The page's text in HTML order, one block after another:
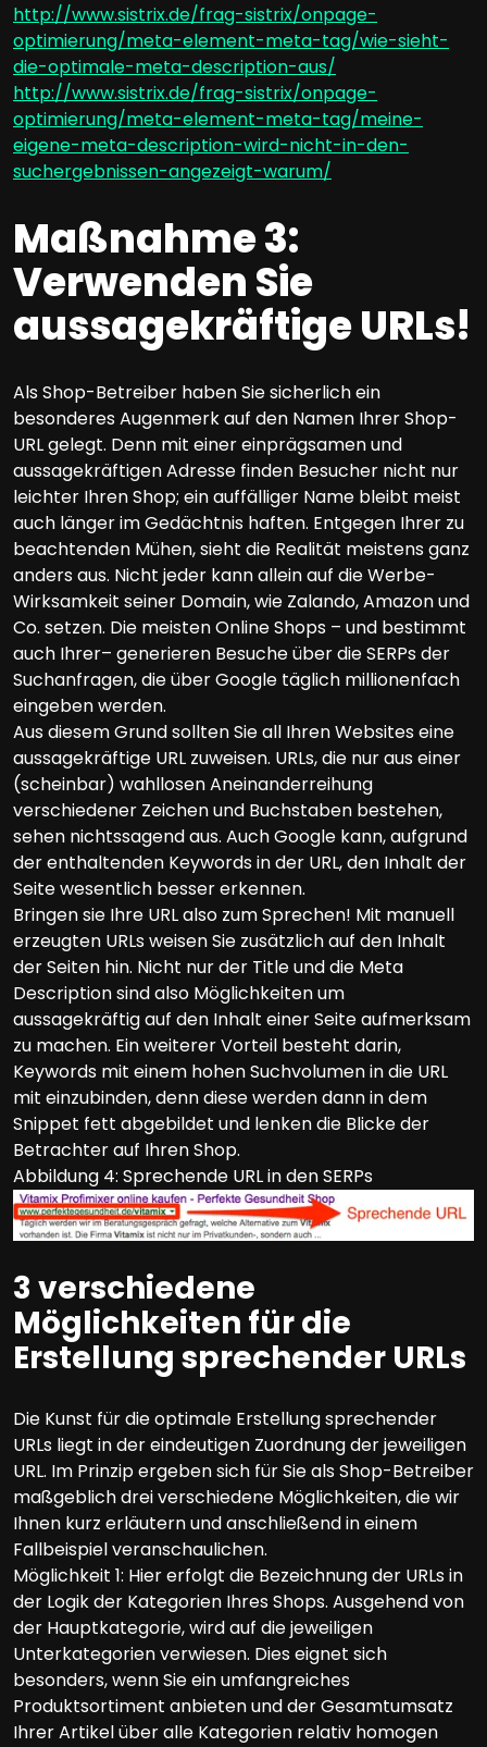
http://www.sistrix.de/frag-sistrix/onpage-
optimierung/meta-element-meta-tag/wie-sieht-
die-optimale-meta-description-aus/
http://www.sistrix.de/frag-sistrix/onpage-
optimierung/meta-element-meta-tag/meine-
eigene-meta-description-wird-nicht-in-den-
suchergebnissen-angezeigt-warum/
Maßnahme 3:
Verwenden Sie
aussagekräftige URLs!
Als Shop-Betreiber haben Sie sicherlich ein
besonderes Augenmerk auf den Namen Ihrer Shop-
URL gelegt. Denn mit einer einprägsamen und
aussagekräftigen Adresse finden Besucher nicht nur
leichter Ihren Shop; ein auffälliger Name bleibt meist
auch länger im Gedächtnis haften. Entgegen Ihrer zu
beachtenden Mühen, sieht die Realität meistens ganz
anders aus. Nicht jeder kann allein auf die Werbe-
Wirksamkeit seiner Domain, wie Zalando, Amazon und
Co. setzen. Die meisten Online Shops – und bestimmt
auch Ihrer– generieren Besuche über die SERPs der
Suchanfragen, die über Google täglich millionenfach
eingeben werden.
Aus diesem Grund sollten Sie all Ihren Websites eine
aussagekräftige URL zuweisen. URLs, die nur aus einer
(scheinbar) wahllosen Aneinanderreihung
verschiedener Zeichen und Buchstaben bestehen,
sehen nichtssagend aus. Auch Google kann, aufgrund
der enthaltenden Keywords in der URL, den Inhalt der
Seite wesentlich besser erkennen.
Bringen sie Ihre URL also zum Sprechen! Mit manuell
erzeugten URLs weisen Sie zusätzlich auf den Inhalt
der Seiten hin. Nicht nur der Title und die Meta
Description sind also Möglichkeiten um
aussagekräftig auf den Inhalt einer Seite aufmerksam
zu machen. Ein weiterer Vorteil besteht darin,
Keywords mit einem hohen Suchvolumen in die URL
mit einzubinden, denn diese werden dann in dem
Snippet fett abgebildet und lenken die Blicke der
Betrachter auf Ihren Shop.
Abbildung 4: Sprechende URL in den SERPs
3 verschiedene
Möglichkeiten für die
Erstellung sprechender URLs
Die Kunst für die optimale Erstellung sprechender
URLs liegt in der eindeutigen Zuordnung der jeweiligen
URL. Im Prinzip ergeben sich für Sie als Shop-Betreiber
maßgeblich drei verschiedene Möglichkeiten, die wir
Ihnen kurz erläutern und anschließend in einem
Fallbeispiel veranschaulichen.
Möglichkeit 1: Hier erfolgt die Bezeichnung der URLs in
der Logik der Kategorien Ihres Shops. Ausgehend von
der Hauptkategorie, wird auf die jeweiligen
Unterkategorien verwiesen. Dies eignet sich
besonders, wenn Sie ein umfangreiches
Produktsortiment anbieten und der Gesamtumsatz
Ihrer Artikel über alle Kategorien relativ homogen